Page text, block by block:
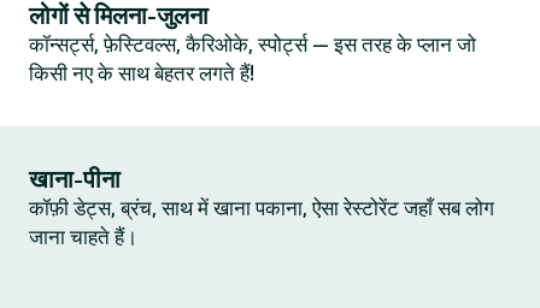
लोगों से मिलना-जुलना
कॉन्सर्ट्स, फ़ेस्टिवल्स, कैरिओके, स्पोर्ट्स — इस तरह के प्लान जो
किसी नए के साथ बेहतर लगते हैं!
खाना-पीना
कॉफ़ी डेट्स, ब्रंच, साथ में खाना पकाना, ऐसा रेस्टोरेंट जहाँ सब लोग
जाना चाहते हैं।